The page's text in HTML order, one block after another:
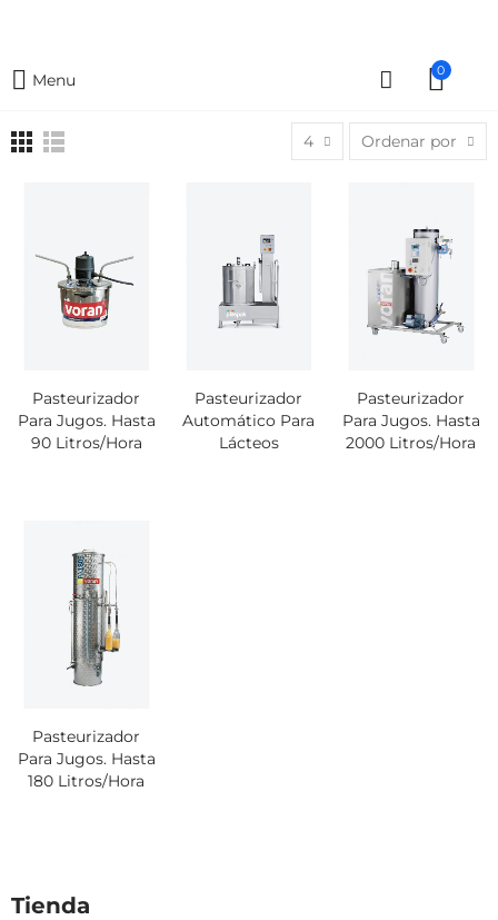
Menu 0
4 Ordenar por
Pasteurizador
Para Jugos. Hasta
90 Litros/hora
Pasteurizador
Automático Para
Lácteos
Pasteurizador
Para Jugos. Hasta
2000 Litros/hora
Pasteurizador
Para Jugos. Hasta
180 Litros/hora
Tienda